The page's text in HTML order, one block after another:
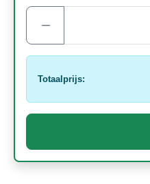
Totaalprijs: